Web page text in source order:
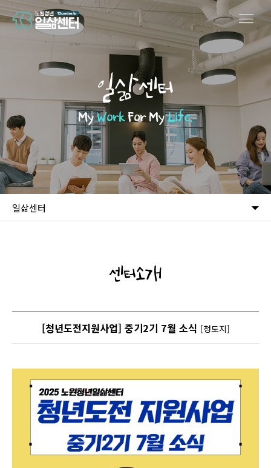
일삶센터
MyWorkFor MyLife.
일삶센터
센터소개
[청년도전지원사업] 중기2기 7월 소식 [청도지]